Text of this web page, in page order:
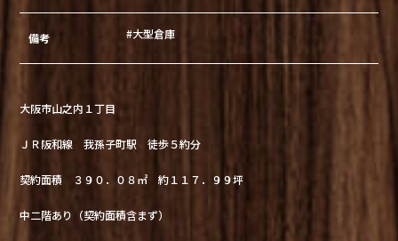
備考 #大型倉庫
大阪市山之内１丁目
ＪＲ阪和線 我孫子町駅 徒歩５約分
契約面積 ３９０．０８㎡ 約１１７．９９坪
中二階あり（契約面積含まず）